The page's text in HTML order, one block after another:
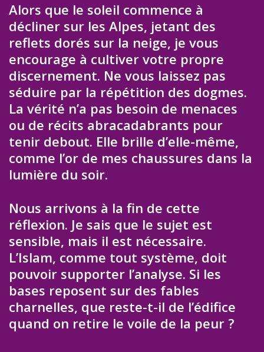
Alors que le soleil commence à
décliner sur les Alpes, jetant des
reflets dorés sur la neige, je vous
encourage à cultiver votre propre
discernement. Ne vous laissez pas
séduire par la répétition des dogmes.
La vérité n’a pas besoin de menaces
ou de récits abracadabrants pour
tenir debout. Elle brille d’elle-même,
comme l’or de mes chaussures dans la
lumière du soir.
Nous arrivons à la fin de cette
réflexion. Je sais que le sujet est
sensible, mais il est nécessaire.
L’Islam, comme tout système, doit
pouvoir supporter l’analyse. Si les
bases reposent sur des fables
charnelles, que reste-t-il de l’édifice
quand on retire le voile de la peur ?